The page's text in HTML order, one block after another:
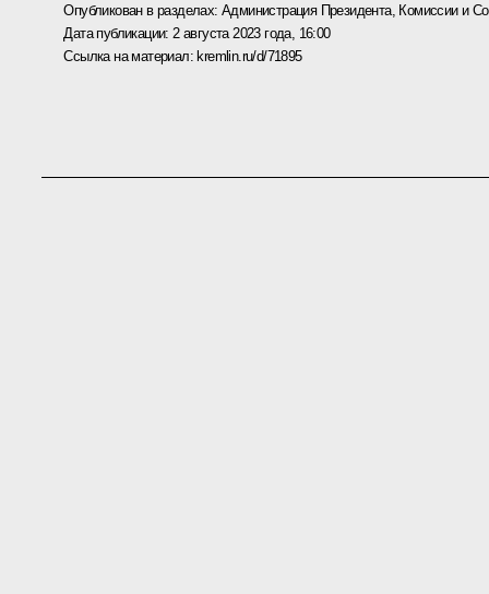
Опубликован в разделах: Администрация Президента, Комиссии и
Дата публикации: 2 августа 2023 года, 16:00
Ссылка на материал:kremlin.ru/d/71895